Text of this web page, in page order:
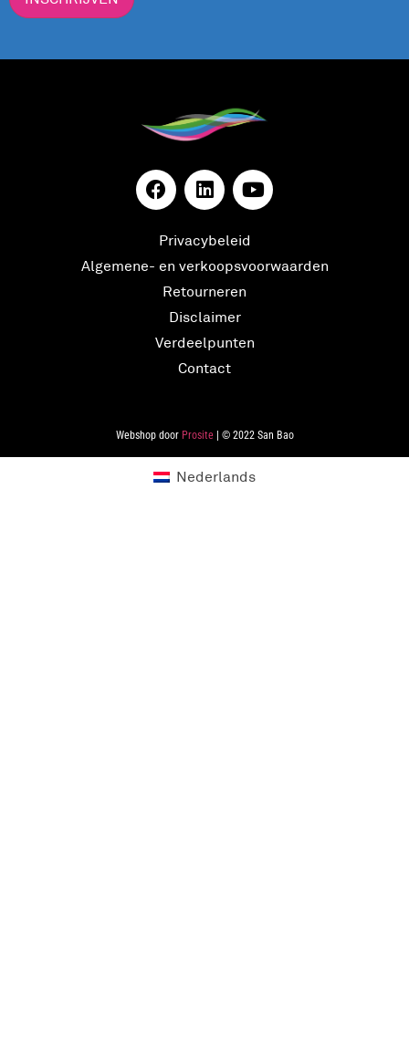
Privacybeleid
Algemene- en verkoopsvoorwaarden
Retourneren
Disclaimer
Verdeelpunten
Contact
Webshop door Prosite| © 2022 San Bao
Nederlands